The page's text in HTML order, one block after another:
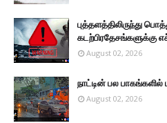
புத்தளத்திலிருந்து
கடற்பிரதேசங்களுக்கு
August 02, 2026
நாட்டின் பல
August 02, 2026